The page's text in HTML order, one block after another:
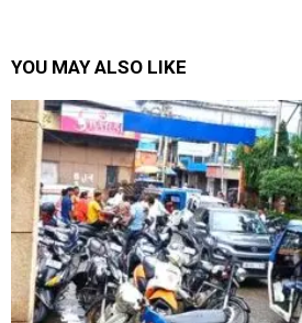
YOU MAY ALSO LIKE